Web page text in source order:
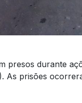
presos durante
As prisões